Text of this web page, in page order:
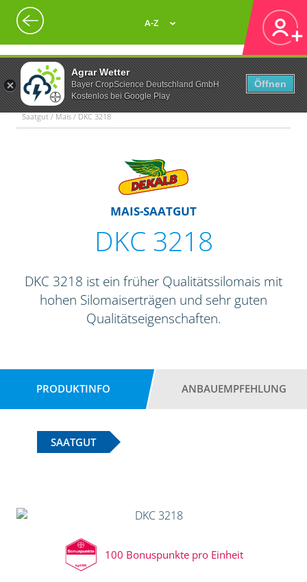
Agrar Wetter
Bayer CropScience Deutschland GmbH
Kostenlos bei Google Play
Öffnen
A-Z
Saatgut / Mais / DKC 3218
MAIS-SAATGUT
DKC 3218
DKC 3218 ist ein früher Qualitätssilomais mit
hohen Silomaiserträgen und sehr guten
Qualitätseigenschaften.
PRODUKTINFO ANBAUEMPFEHLUNG
SAATGUT
100 Bonuspunkte pro Einheit